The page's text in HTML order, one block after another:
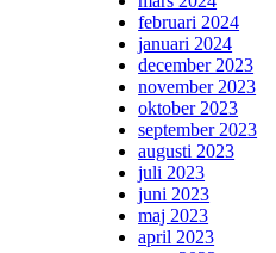
februari 2024
januari 2024
december 2023
november 2023
oktober 2023
september 2023
augusti 2023
juli 2023
juni 2023
maj 2023
april 2023